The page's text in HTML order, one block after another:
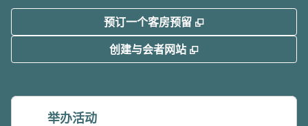
预订一个客房预留 ,
创建与会者网站 ,
举办活动